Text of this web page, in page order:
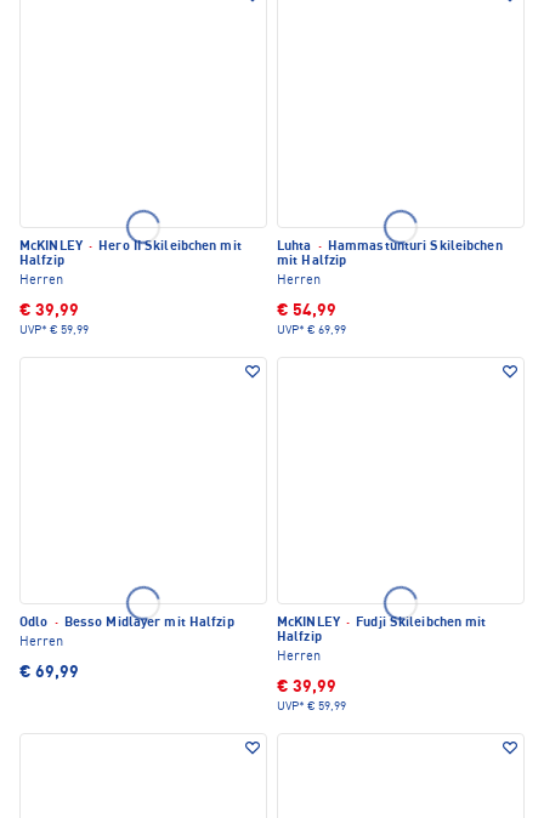
McKINLEY · Hero II Skileibchen mit
Halfzip
Herren
€ 39,99
UVP* € 59,99
Luhta · Hammastunturi Skileibchen
mit Halfzip
Herren
€ 54,99
UVP* € 69,99
Odlo · Besso Midlayer mit Halfzip
Herren
€ 69,99
McKINLEY · Fudji Skileibchen mit
Halfzip
Herren
€ 39,99
UVP* € 59,99